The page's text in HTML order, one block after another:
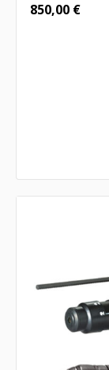
850,00 €